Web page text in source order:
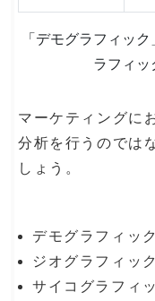
「デモグラフィッ
ラフィッ
マーケティングに
分析を行うのでは
しょう。
デモグラフィック
ジオグラフィック
サイコグラフィ